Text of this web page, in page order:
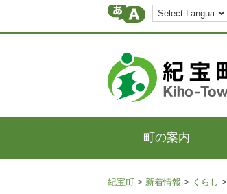
町の案内
紀宝町 > 新着情報 > くらし >